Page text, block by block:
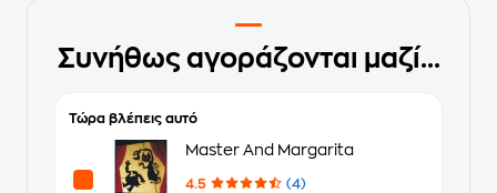
Συνήθως αγοράζονται μαζί...
Τώρα βλέπεις αυτό
Master And Margarita
4.5 (4)